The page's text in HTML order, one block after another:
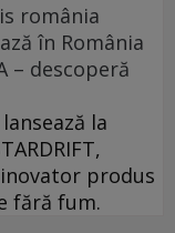
românia
în România
– descoperă
la
produs
fără fum.